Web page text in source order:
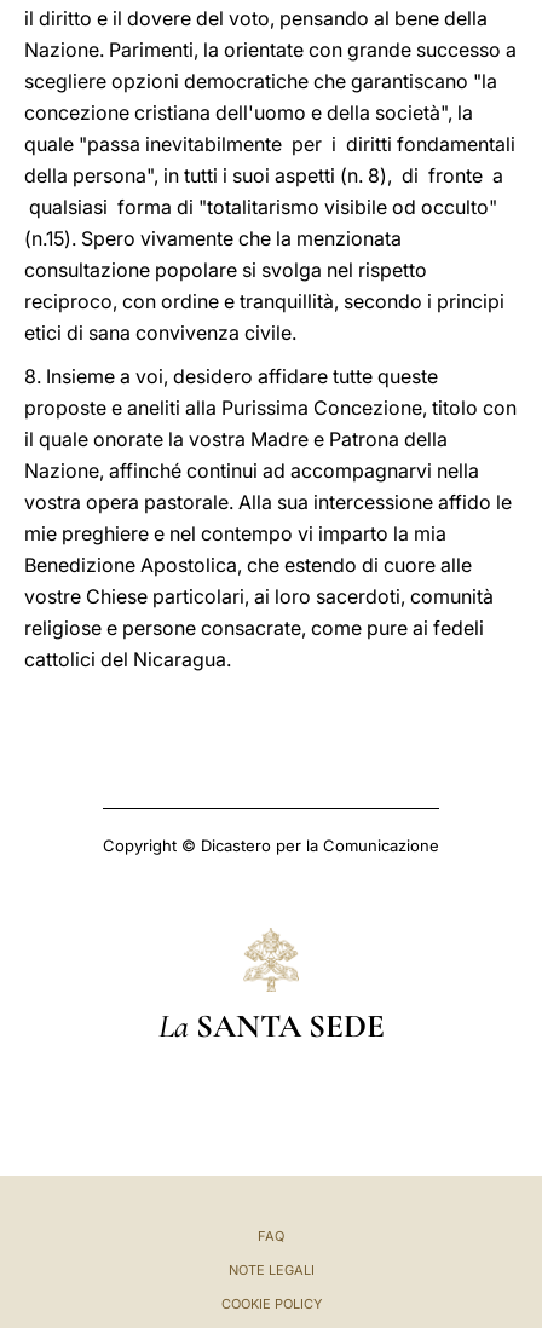
il diritto e il dovere del voto, pensando al bene della
Nazione. Parimenti, la orientate con grande successo a
scegliere opzioni democratiche che garantiscano "la
concezione cristiana dell'uomo e della società", la
quale "passa inevitabilmente per i diritti fondamentali
della persona", in tutti i suoi aspetti (n. 8), di fronte a
qualsiasi forma di "totalitarismo visibile od occulto"
(n.15). Spero vivamente che la menzionata
consultazione popolare si svolga nel rispetto
reciproco, con ordine e tranquillità, secondo i principi
etici di sana convivenza civile.
8. Insieme a voi, desidero affidare tutte queste
proposte e aneliti alla Purissima Concezione, titolo con
il quale onorate la vostra Madre e Patrona della
Nazione, affinché continui ad accompagnarvi nella
vostra opera pastorale. Alla sua intercessione affido le
mie preghiere e nel contempo vi imparto la mia
Benedizione Apostolica, che estendo di cuore alle
vostre Chiese particolari, ai loro sacerdoti, comunità
religiose e persone consacrate, come pure ai fedeli
cattolici del Nicaragua.
Copyright © Dicastero per la Comunicazione
La SANTA SEDE
FAQ
NOTE LEGALI
COOKIE POLICY